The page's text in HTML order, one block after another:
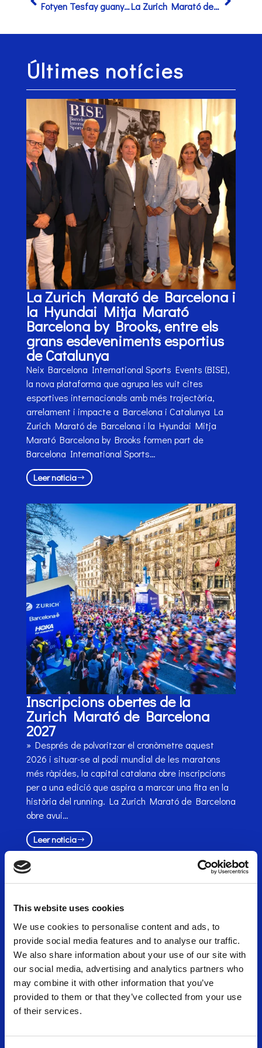
This website uses cookies
We use cookies to personalise content and ads, to
provide social media features and to analyse our traffic.
We also share information about your use of our site with
our social media, advertising and analytics partners who
may combine it with other information that you’ve
provided to them or that they’ve collected from your use
of their services.
Fotyen Tesfay guanya la Zurich Marató de Barcelona amb la segona millor marca de la història en el seu debut La Zurich Marató de Barcelona i la Hyundai Mitja Marató Barcelona by Brooks, entre els grans esdeveniments esportius de Catalunya
Últimes notícies
La Zurich Marató de Barcelona i
la Hyundai Mitja Marató
Barcelona by Brooks, entre els
grans esdeveniments esportius
de Catalunya
Neix Barcelona International Sports Events (BISE),
la nova plataforma que agrupa les vuit cites
esportives internacionals amb més trajectòria,
arrelament i impacte a Barcelona i Catalunya La
Zurich Marató de Barcelona i la Hyundai Mitja
Marató Barcelona by Brooks formen part de
Barcelona International Sports…
Leer noticia
Inscripcions obertes de la
Zurich Marató de Barcelona
2027
» Després de polvoritzar el cronòmetre aquest
2026 i situar-se al podi mundial de les maratons
més ràpides, la capital catalana obre inscripcions
per a una edició que aspira a marcar una fita en la
història del running. La Zurich Marató de Barcelona
obre avui…
Leer noticia